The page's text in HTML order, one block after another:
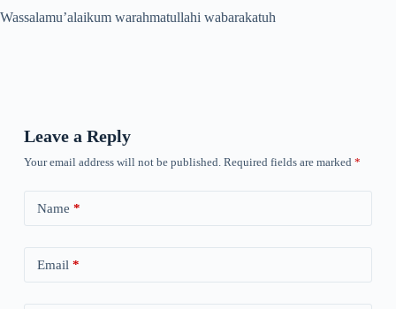
Wassalamu’alaikum warahmatullahi wabarakatuh
Leave a Reply
Your email address will not be published. Required fields are marked *
Name *
Email *